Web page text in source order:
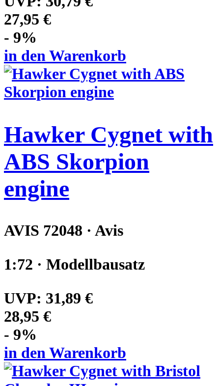
27,95 €
- 9%
in den Warenkorb
Hawker Cygnet with
ABS Skorpion
engine
AVIS 72048 · Avis
1:72 · Modellbausatz
UVP: 31,89 €
28,95 €
- 9%
in den Warenkorb